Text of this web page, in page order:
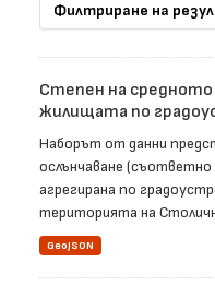
Филтриране на
Степен на средното
жилищата по
Наборът от данни
ослънчаване
агрегирана по
територията на
GeoJSON